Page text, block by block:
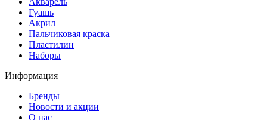
Гуашь
Акрил
Пальчиковая краска
Пластилин
Наборы
Информация
Бренды
Новости и акции
О нас